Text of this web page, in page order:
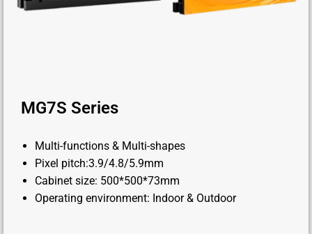
MG7S Series
Multi-functions & Multi-shapes
Pixel pitch:3.9/4.8/5.9mm
Cabinet size: 500*500*73mm
Operating environment: Indoor & Outdoor